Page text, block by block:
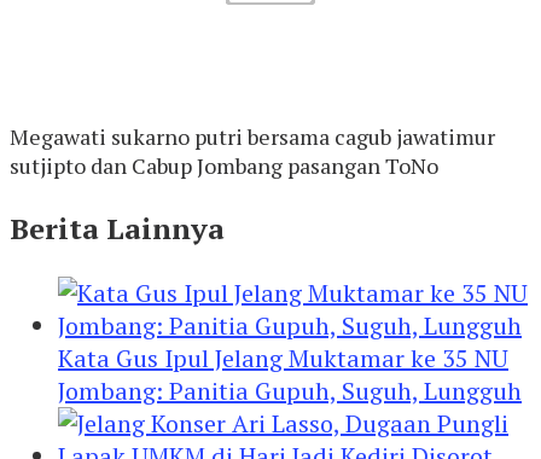
Megawati sukarno putri bersama cagub jawatimur
sutjipto dan Cabup Jombang pasangan ToNo
Berita Lainnya
Kata Gus Ipul Jelang Muktamar ke 35 NU
Jombang: Panitia Gupuh, Suguh, Lungguh